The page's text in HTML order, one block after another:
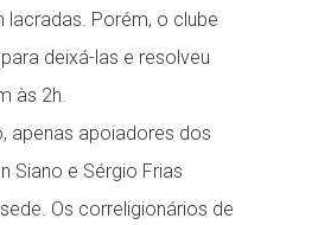
lacradas. Porém, o clube
deixá-las e resolveu
às 2h.
apenas apoiadores dos
Siano e Sérgio Frias
Os correligionários de